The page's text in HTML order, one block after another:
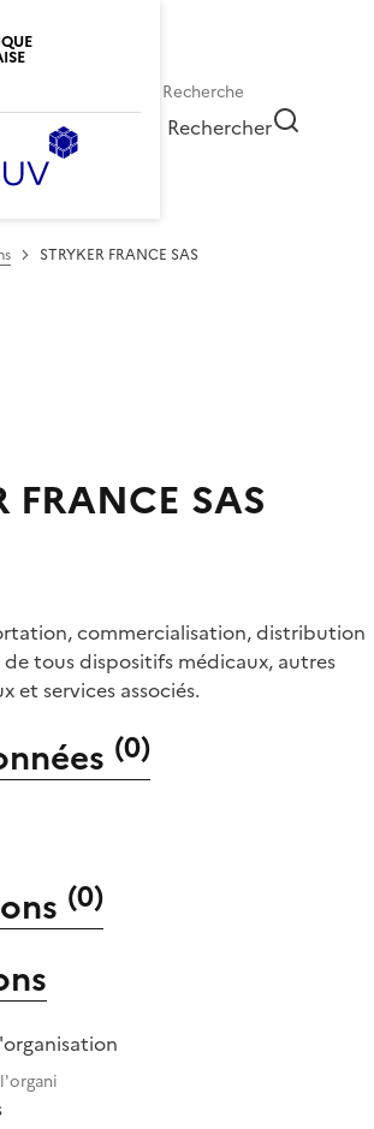
Rechercher
STRYKER FRANCE SAS
FRANCE SAS
commercialisation, distribution
tous dispositifs médicaux, autres
et services associés.
(0)
(0)